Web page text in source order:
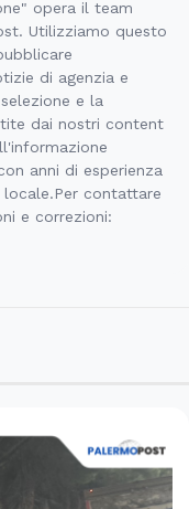
opera il team
Utilizziamo questo
di agenzia e
e la
dai nostri content
anni di esperienza
contattare
e correzioni: